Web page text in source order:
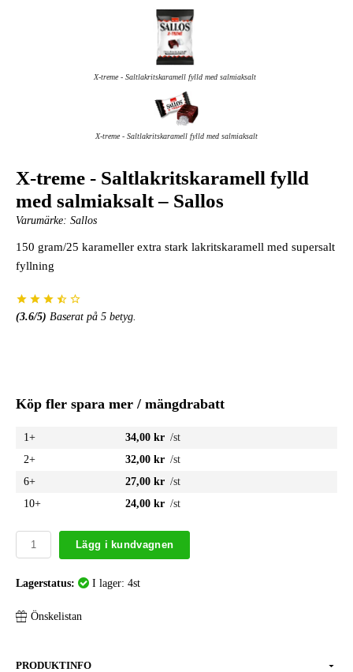
X-treme - Saltlakritskaramell fylld med salmiaksalt
X-treme - Saltlakritskaramell fylld med salmiaksalt
X-treme - Saltlakritskaramell fylld
med salmiaksalt – Sallos
Varumärke: Sallos
150 gram/25 karameller extra stark lakritskaramell med supersalt
fyllning
(3.6/5) Baserat på 5 betyg.
Köp fler spara mer / mängdrabatt
1+ 34,00 kr /st
2+
32,00 kr /st
6+
27,00 kr /st
10+
24,00 kr /st
Lägg i kundvagnen
Lagerstatus: I lager: 4st
Önskelistan
PRODUKTINFO